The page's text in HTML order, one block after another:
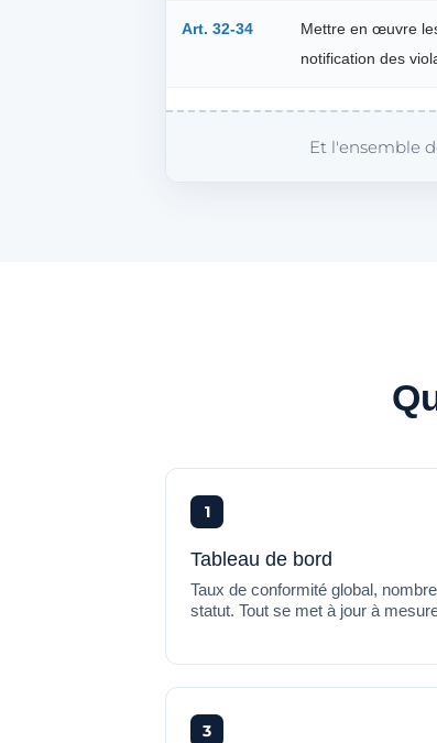
Art. 32-34
Mettre en œuvre
notification des
Et l'ensemble
1
Tableau de bord
Taux de conformité global,
statut. Tout se met à jour à
3